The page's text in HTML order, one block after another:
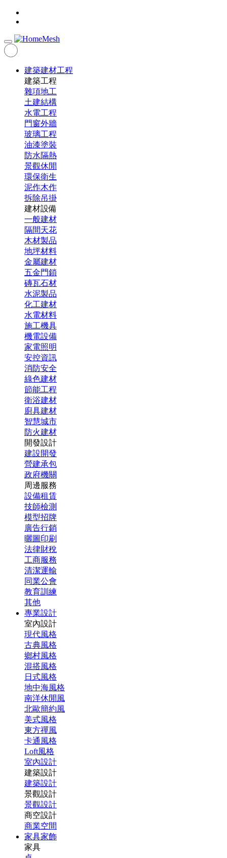
建築建材工程
建築工程
雜項地工
土建結構
水電工程
門窗外牆
玻璃工程
油漆塗裝
防水隔熱
景觀休閒
環保衛生
泥作木作
拆除吊掛
建材設備
一般建材
隔間天花
木材製品
地坪材料
金屬建材
五金門鎖
磚瓦石材
水泥製品
化工建材
水電材料
施工機具
機電設備
家電照明
安控資訊
消防安全
綠色建材
節能工程
衛浴建材
廚具建材
智慧城市
防火建材
開發設計
建設開發
營建承包
政府機關
周邊服務
設備租賃
技師檢測
模型招牌
廣告行銷
曬圖印刷
法律財稅
工商服務
清潔運輸
同業公會
教育訓練
其他
專業設計
室內設計
現代風格
古典風格
鄉村風格
混搭風格
日式風格
地中海風格
南洋休閒風
北歐簡約風
美式風格
東方禪風
卡通風格
Loft風格
室內設計
建築設計
建築設計
景觀設計
景觀設計
商空設計
商業空間
家具家飾
家具